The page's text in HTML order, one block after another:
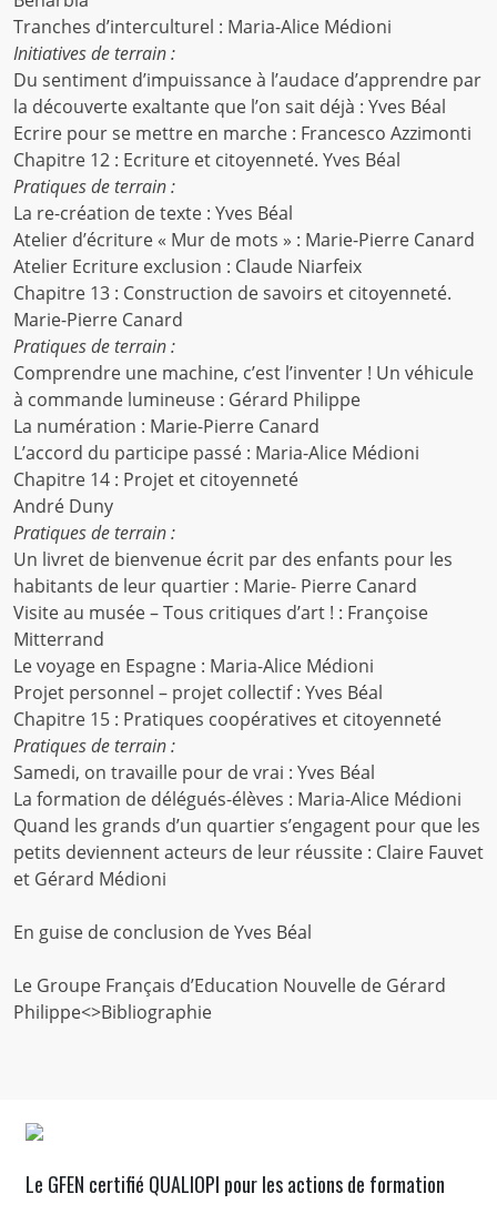
Tranches d’interculturel : Maria-Alice Médioni
Initiatives de terrain :
Du sentiment d’impuissance à l’audace d’apprendre par
la découverte exaltante que l’on sait déjà : Yves Béal
Ecrire pour se mettre en marche : Francesco Azzimonti
Chapitre 12 : Ecriture et citoyenneté. Yves Béal
Pratiques de terrain :
La re-création de texte : Yves Béal
Atelier d’écriture « Mur de mots » : Marie-Pierre Canard
Atelier Ecriture exclusion : Claude Niarfeix
Chapitre 13 : Construction de savoirs et citoyenneté.
Marie-Pierre Canard
Pratiques de terrain :
Comprendre une machine, c’est l’inventer ! Un véhicule
à commande lumineuse : Gérard Philippe
La numération : Marie-Pierre Canard
L’accord du participe passé : Maria-Alice Médioni
Chapitre 14 : Projet et citoyenneté
André Duny
Pratiques de terrain :
Un livret de bienvenue écrit par des enfants pour les
habitants de leur quartier : Marie- Pierre Canard
Visite au musée – Tous critiques d’art ! : Françoise
Mitterrand
Le voyage en Espagne : Maria-Alice Médioni
Projet personnel – projet collectif : Yves Béal
Chapitre 15 : Pratiques coopératives et citoyenneté
Pratiques de terrain :
Samedi, on travaille pour de vrai : Yves Béal
La formation de délégués-élèves : Maria-Alice Médioni
Quand les grands d’un quartier s’engagent pour que les
petits deviennent acteurs de leur réussite : Claire Fauvet
et Gérard Médioni
En guise de conclusion de Yves Béal
Le Groupe Français d’Education Nouvelle de Gérard
Philippe<>Bibliographie
Le GFEN certifié QUALIOPI pour les actions de formation